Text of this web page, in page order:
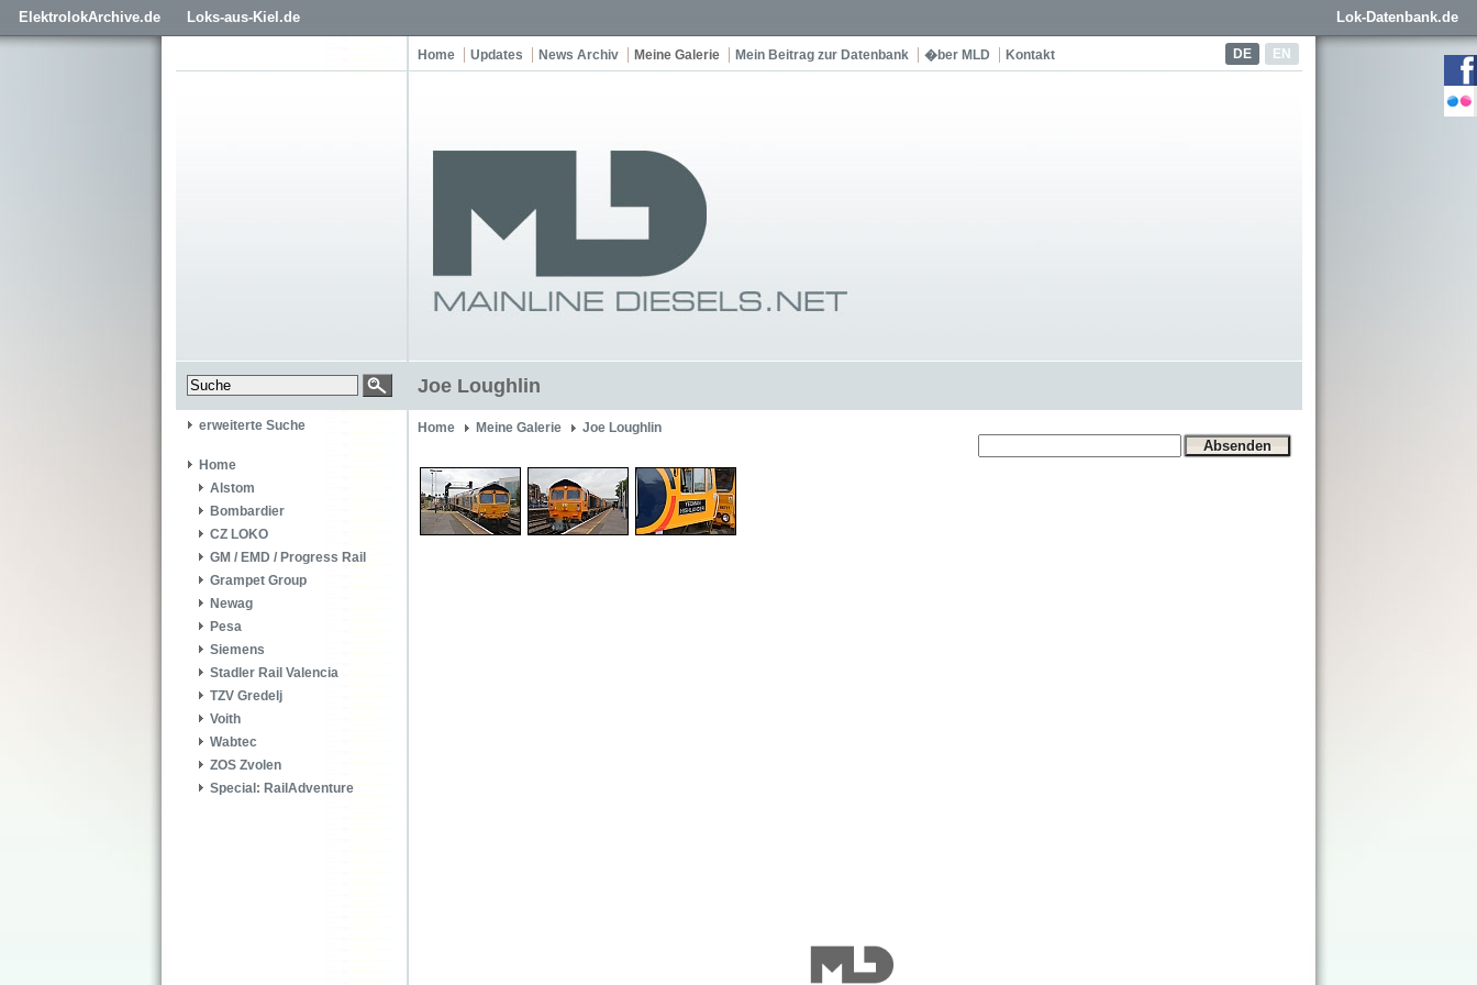
ElektrolokArchive.de Loks-aus-Kiel.de Lok-Datenbank.de
DE EN
Home Updates News Archiv Meine Galerie Mein Beitrag zur Datenbank �ber MLD Kontakt
Joe Loughlin
erweiterte Suche
Home
Alstom
Bombardier
CZ LOKO
GM / EMD / Progress Rail
Grampet Group
Newag
Pesa
Siemens
Stadler Rail Valencia
TZV Gredelj
Voith
Wabtec
ZOS Zvolen
Special: RailAdventure
Home Meine Galerie Joe Loughlin